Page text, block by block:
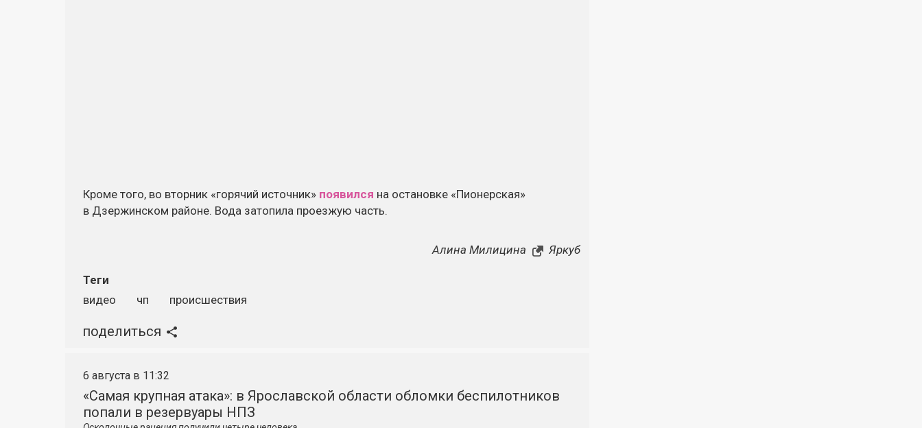
Кроме того, во вторник «горячий источник» появился на остановке «Пионерская»
в Дзержинском районе. Вода затопила проезжую часть.
Алина Милицина Яркуб
Теги
видео
чп происшествия
поделиться
6 августа в 11:32
«Самая крупная атака»: в Ярославской области обломки беспилотников
попали в резервуары НПЗ